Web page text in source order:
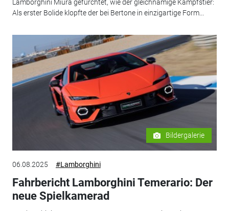
Lamborghini Miura gefürchtet, wie der gleichnamige Kampfstier:
Als erster Bolide klopfte der bei Bertone in einzigartige Form...
Bildergalerie
06.08.2025 #Lamborghini
Fahrbericht Lamborghini Temerario: Der
neue Spielkamerad